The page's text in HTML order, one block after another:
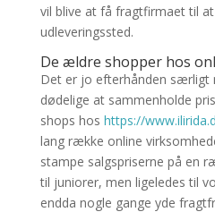
vil blive at få fragtfirmaet til
udleveringssted.
De ældre shopper hos
Det er jo efterhånden særligt
dødelige at sammenholde
shops hos https://
lang række online
stampe salgspriserne på en
til juniorer, men ligeledes til
endda nogle gange yde